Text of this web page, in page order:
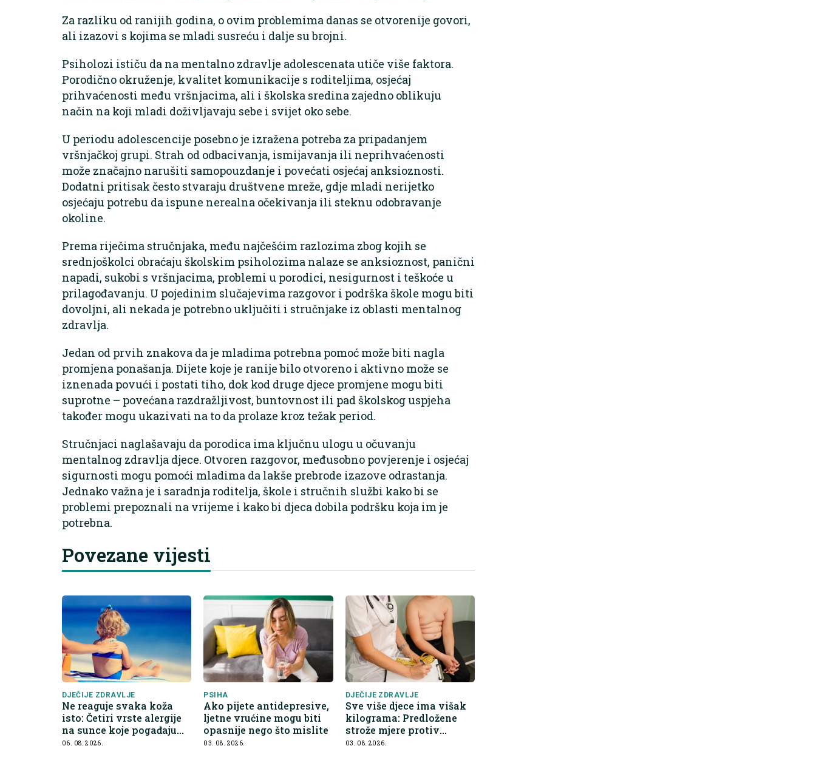
Za razliku od ranijih godina, o ovim problemima danas se otvorenije govori,
ali izazovi s kojima se mladi susreću i dalje su brojni.
Psiholozi ističu da na mentalno zdravlje adolescenata utiče više faktora.
Porodično okruženje, kvalitet komunikacije s roditeljima, osjećaj
prihvaćenosti među vršnjacima, ali i školska sredina zajedno oblikuju
način na koji mladi doživljavaju sebe i svijet oko sebe.
U periodu adolescencije posebno je izražena potreba za pripadanjem
vršnjačkoj grupi. Strah od odbacivanja, ismijavanja ili neprihvaćenosti
može značajno narušiti samopouzdanje i povećati osjećaj anksioznosti.
Dodatni pritisak često stvaraju društvene mreže, gdje mladi nerijetko
osjećaju potrebu da ispune nerealna očekivanja ili steknu odobravanje
okoline.
Prema riječima stručnjaka, među najčešćim razlozima zbog kojih se
srednjoškolci obraćaju školskim psiholozima nalaze se anksioznost, panični
napadi, sukobi s vršnjacima, problemi u porodici, nesigurnost i teškoće u
prilagođavanju. U pojedinim slučajevima razgovor i podrška škole mogu biti
dovoljni, ali nekada je potrebno uključiti i stručnjake iz oblasti mentalnog
zdravlja.
Jedan od prvih znakova da je mladima potrebna pomoć može biti nagla
promjena ponašanja. Dijete koje je ranije bilo otvoreno i aktivno može se
iznenada povući i postati tiho, dok kod druge djece promjene mogu biti
suprotne – povećana razdražljivost, buntovnost ili pad školskog uspjeha
također mogu ukazivati na to da prolaze kroz težak period.
Stručnjaci naglašavaju da porodica ima ključnu ulogu u očuvanju
mentalnog zdravlja djece. Otvoren razgovor, međusobno povjerenje i osjećaj
sigurnosti mogu pomoći mladima da lakše prebrode izazove odrastanja.
Jednako važna je i saradnja roditelja, škole i stručnih službi kako bi se
problemi prepoznali na vrijeme i kako bi djeca dobila podršku koja im je
potrebna.
Povezane vijesti
DJEČIJE ZDRAVLJE
Ne reaguje svaka koža
isto: Četiri vrste alergije
na sunce koje pogađaju
djecu
06. 08. 2026.
PSIHA
Ako pijete antidepresive,
ljetne vrućine mogu biti
opasnije nego što mislite
03. 08. 2026.
DJEČIJE ZDRAVLJE
Sve više djece ima višak
kilograma: Predložene
strože mjere protiv
nezdrave hrane
03. 08. 2026.